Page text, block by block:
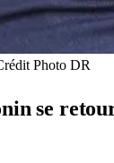
Photo DR
se